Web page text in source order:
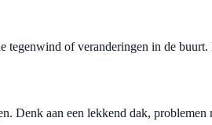
tegenwind of veranderingen in de
Denk aan een lekkend dak,